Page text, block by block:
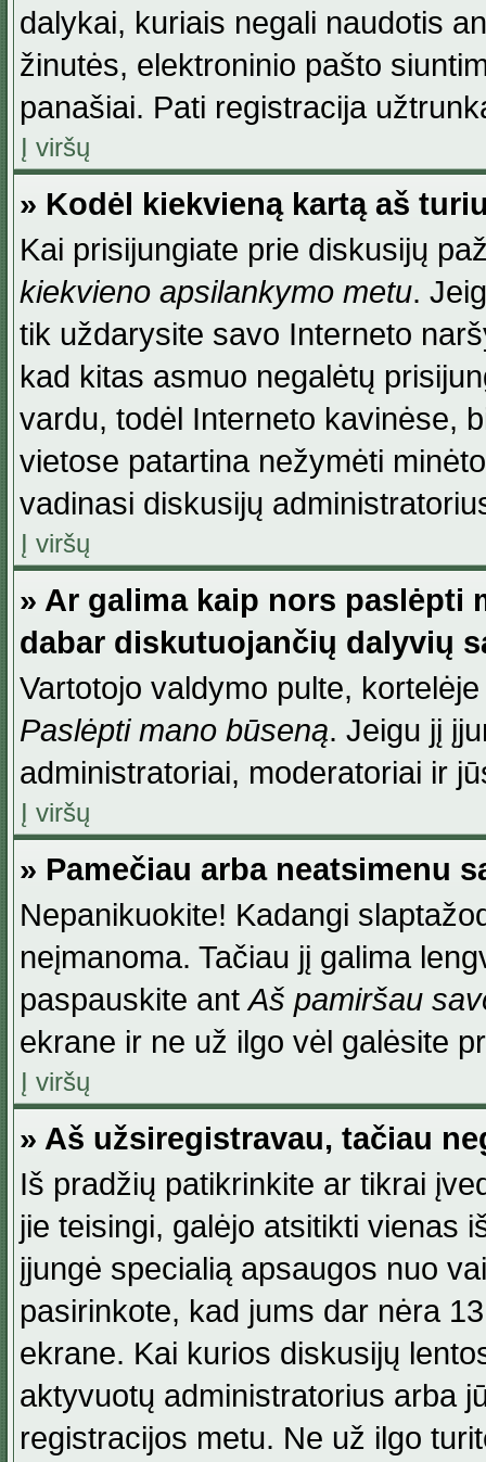
dalykai, kuriais negali naudotis
žinutės, elektroninio pašto
panašiai. Pati registracija
Į viršų
» Kodėl kiekvieną kartą aš
Kai prisijungiate prie diskusijų
kiekvieno apsilankymo metu.
tik uždarysite savo Interneto
kad kitas asmuo negalėtų
vardu, todėl Interneto kavinėse,
vietose patartina nežymėti
vadinasi diskusijų
Į viršų
» Ar galima kaip nors paslėpti
dabar diskutuojančių dalyvių
Vartotojo valdymo pulte,
Paslėpti mano būseną. Jeigu jį
administratoriai, moderatoriai ir
Į viršų
» Pamečiau arba neatsimenu
Nepanikuokite! Kadangi
neįmanoma. Tačiau jį galima
paspauskite antAš pamiršau
ekrane ir ne už ilgo vėl galėsite
Į viršų
» Aš užsiregistravau, tačiau
Iš pradžių patikrinkite ar tikrai
jie teisingi, galėjo atsitikti vienas
įjungė specialią apsaugos nuo
pasirinkote, kad jums dar nėra
ekrane. Kai kurios diskusijų
aktyvuotų administratorius arba
registracijos metu. Ne už ilgo